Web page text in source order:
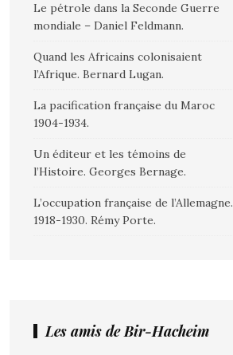
Le pétrole dans la Seconde Guerre
mondiale – Daniel Feldmann.
Quand les Africains colonisaient
l’Afrique. Bernard Lugan.
La pacification française du Maroc
1904-1934.
Un éditeur et les témoins de
l’Histoire. Georges Bernage.
L’occupation française de l’Allemagne.
1918-1930. Rémy Porte.
Les amis de Bir-Hacheim